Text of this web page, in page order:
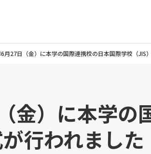
月27日（金）に本学の国際連携校の日本国際学校（JIS
金）に本学の
行われまし